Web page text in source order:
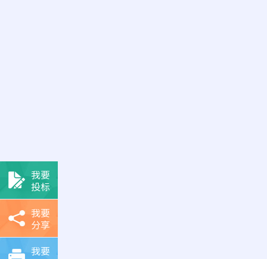
我要
投标
我要
分享
我要